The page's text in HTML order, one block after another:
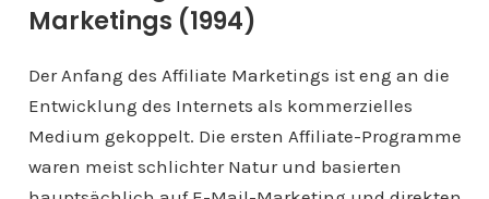
Marketings (1994)
Der Anfang des Affiliate Marketings ist eng an die
Entwicklung des Internets als kommerzielles
Medium gekoppelt. Die ersten Affiliate-Programme
waren meist schlichter Natur und basierten